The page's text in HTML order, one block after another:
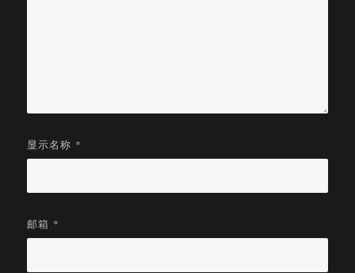
显示名称 *
邮箱 *